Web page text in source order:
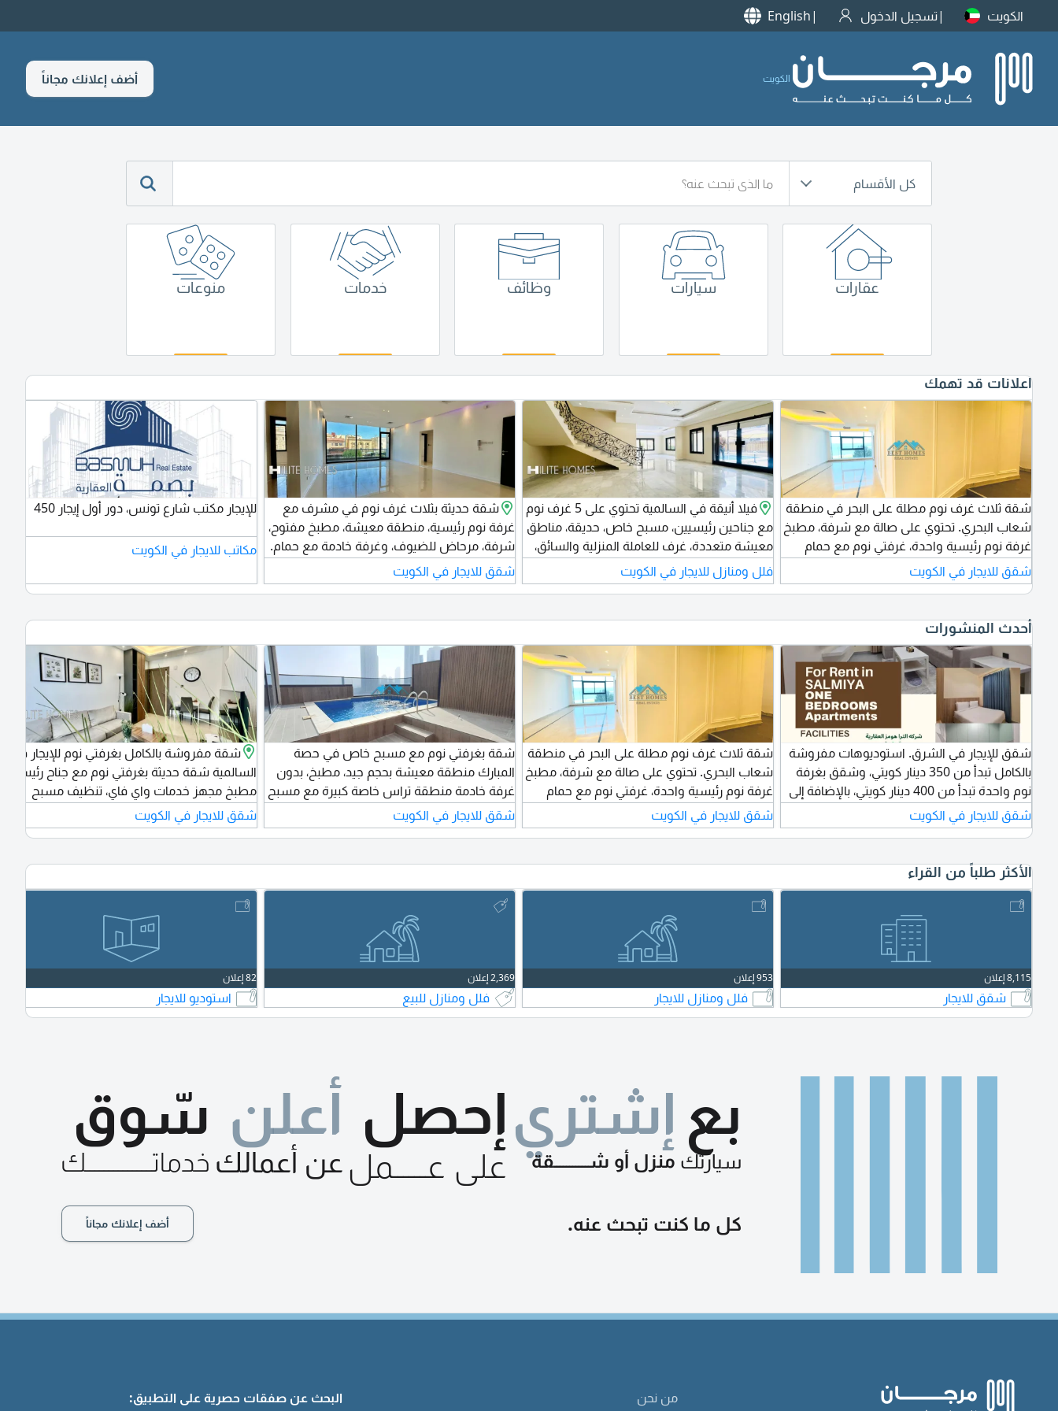
الكويت تسجيل الدخول English
الكويت أضف إعلانك مجاناً
كل الأقسام
عقارات سيارات وظائف خدمات منوعات
اعلانات قد تهمك
شقة ثلاث غرف نوم مطلة على البحر في منطقة
شعاب البحري. تحتوي على صالة مع شرفة، مطبخ
غرفة نوم رئيسية واحدة، غرفتي نوم مع حمام
مشترك غرفة خادمة مع حمام، منطقة ضيوف،
ومكان وقوف سيارة واحد. الإيجار 700 دينار كويتي
شقق للايجار في الكويت
فيلا أنيقة في السالمية تحتوي على 5 غرف نوم
مع جناحين رئيسيين، مسبح خاص، حديقة، مناطق
معيشة متعددة، غرف للعاملة المنزلية والسائق،
للتفاوض. رقم الترخيص 2024 / 25805. رقم
ذات مسؤولية محدودة
فلل ومنازل للايجار في الكويت
شقة حديثة بثلاث غرف نوم في مشرف مع
غرفة نوم رئيسية، منطقة معيشة، مطبخ مفتوح،
شرفة، مرحاض للضيوف، وغرفة خادمة مع حمام.
25805. رقم السجل التجاري 509152. الشركة
شقق للايجار في الكويت
للإيجار مكتب شارع تونس، دور أول إيجار 450
مكاتب للايجار في الكويت
أحدث المنشورات
شقق للإيجار في الشرق. استوديوهات مفروشة
بالكامل تبدأ من 350 دينار كويتي، وشقق بغرفة
نوم واحدة تبدأ من 400 دينار كويتي، بالإضافة إلى
وديعة ورسوم عقارية تعادل نصف شهر.
شقق للايجار في الكويت
شقة ثلاث غرف نوم مطلة على البحر في منطقة
شعاب البحري. تحتوي على صالة مع شرفة، مطبخ
غرفة نوم رئيسية واحدة، غرفتي نوم مع حمام
مشترك غرفة خادمة مع حمام، منطقة ضيوف،
ومكان وقوف سيارة واحد. الإيجار 700 دينار كويتي
شقق للايجار في الكويت
شقة بغرفتي نوم مع مسبح خاص في حصة
المبارك منطقة معيشة بحجم جيد، مطبخ، بدون
غرفة خادمة منطقة تراس خاصة كبيرة مع مسبح
خاص واطلالة على البحر. الإيجار 1350 دينار كويتي
شقق للايجار في الكويت
شقة مفروشة بالكامل بغرفتي نوم للإيجار في
السالمية شقة حديثة بغرفتي نوم مع جناح رئيسي،
مطبخ مجهز خدمات واي فاي، تنظيف مسبح
ذات مسؤولية محدودة
شقق للايجار في الكويت
الأكثر طلباً من القراء
8,115 إعلان
شقق للايجار
953 إعلان
فلل ومنازل للايجار
2,369 إعلان
فلل ومنازل للبيع
82 إعلان
استوديو للايجار
بع
سيارتك
إشتري
منزل أو شـــــــــــقة
إحصل
على عــــــمل
أعلن
عن أعمالك
سّوق
خدماتــــــــــــــك
كل ما كنت تبحث عنه. أضف إعلانك مجاناً
من نحن البحث عن صفقات حصرية على التطبيق: